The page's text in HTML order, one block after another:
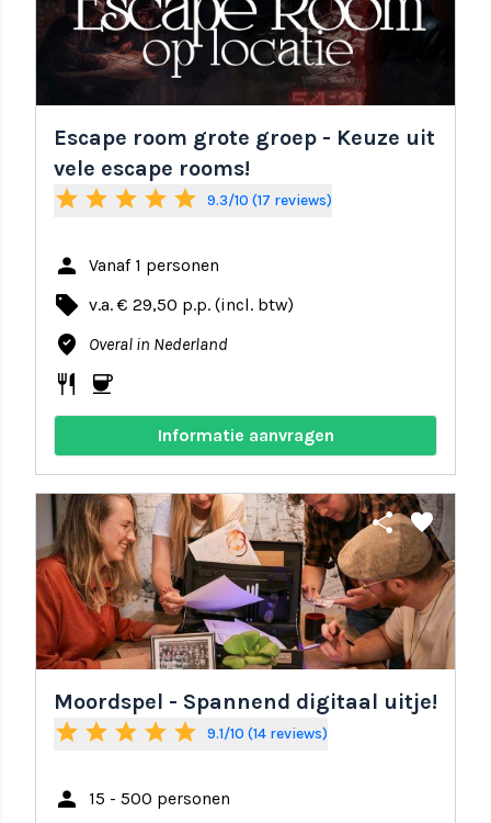
Escape room grote groep - Keuze uit
vele escape rooms!
star star star star star 9.3/10 (17 reviews)
person Vanaf 1 personen
local_offer v.a. € 29,50 p.p. (incl. btw)
where_to_vote Overal in Nederland
restaurant coffee
Informatie aanvragen
share favorite
Moordspel - Spannend digitaal uitje!
star star star star star 9.1/10 (14 reviews)
person 15 - 500 personen